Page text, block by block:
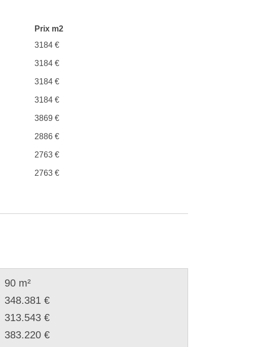
Prix m2
3184 €
3184 €
3184 €
3184 €
3869 €
2886 €
2763 €
2763 €
90 m²
348.381 €
313.543 €
383.220 €